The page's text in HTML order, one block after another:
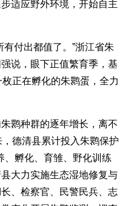
适应野外环境，开始自主
付出都值了。”浙江省朱
说，眼下正值繁育季，基
正在孵化的朱鹮蛋，全力
种群的逐年增长，离不
德清县累计投入朱鹮保护
、孵化、育雏、野化训练
大力实施生态湿地修复与
、检察官、民警民兵、志